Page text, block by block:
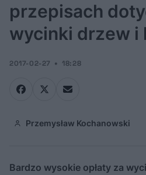
przepisach
wycinki drzew i
2017-02-27 18:28
Przemysław Kochanowski
Bardzo wysokie opłaty za